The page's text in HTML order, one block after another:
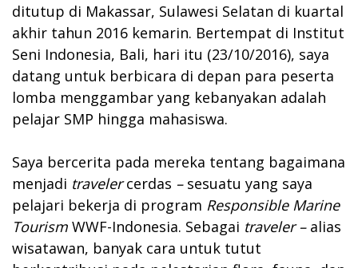
ditutup di Makassar, Sulawesi Selatan di kuartal
akhir tahun 2016 kemarin. Bertempat di Institut
Seni Indonesia, Bali, hari itu (23/10/2016), saya
datang untuk berbicara di depan para peserta
lomba menggambar yang kebanyakan adalah
pelajar SMP hingga mahasiswa.
Saya bercerita pada mereka tentang bagaimana
menjadi travelercerdas – sesuatu yang saya
pelajari bekerja di program Responsible Marine
Tourism WWF-Indonesia. Sebagai traveler – alias
wisatawan, banyak cara untuk tutut